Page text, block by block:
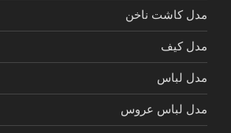
مدل کاشت ناخن
مدل کیف
مدل لباس
مدل لباس عروس